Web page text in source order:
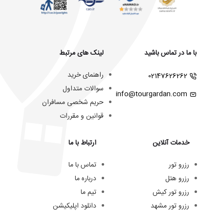
با ما در تماس باشید
02147626262
info@tourgardan.com
خدمات آنلاین
رزرو تور
رزرو هتل
رزرو تور کیش
رزرو تور مشهد
لینک های مرتبط
راهنمای خرید
سوالات متداول
حریم شخصی مسافران
قوانین و مقررات
ارتباط با ما
تماس با ما
درباره ما
تیم ما
دانلود اپلیکیشن